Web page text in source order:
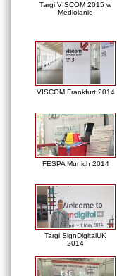
Targi VISCOM 2015 w
Mediolanie
VISCOM Frankfurt 2014
FESPA Munich 2014
Targi SignDigitalUK
2014